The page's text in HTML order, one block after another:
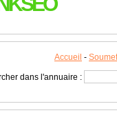
Accueil -
dans l'annuaire :